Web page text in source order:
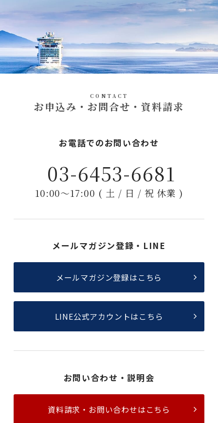
CONTACT
お申込み・お問合せ・資料請求
お電話でのお問い合わせ
03-6453-6681
10:00〜17:00 ( 土 / 日 / 祝 休業 )
メールマガジン登録・LINE
メールマガジン登録はこちら
LINE公式アカウントはこちら
お問い合わせ・説明会
資料請求・お問い合わせはこちら